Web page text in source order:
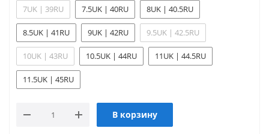
7UK | 39RU 7.5UK | 40RU 8UK | 40.5RU
8.5UK | 41RU 9UK | 42RU 9.5UK | 42.5RU
10UK | 43RU 10.5UK | 44RU 11UK | 44.5RU
11.5UK | 45RU
В корзину